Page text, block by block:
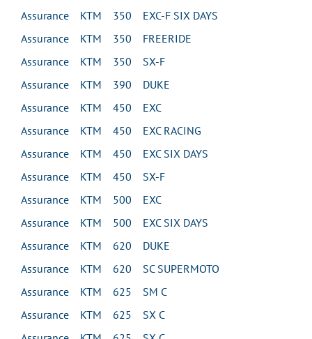
Assurance KTM 350 EXC-F SIX DAYS
Assurance KTM 350 FREERIDE
Assurance KTM 350 SX-F
Assurance KTM 390 DUKE
Assurance KTM 450 EXC
Assurance KTM 450 EXC RACING
Assurance KTM 450 EXC SIX DAYS
Assurance KTM 450 SX-F
Assurance KTM 500 EXC
Assurance KTM 500 EXC SIX DAYS
Assurance KTM 620 DUKE
Assurance KTM 620 SC SUPERMOTO
Assurance KTM 625 SM C
Assurance KTM 625 SX C